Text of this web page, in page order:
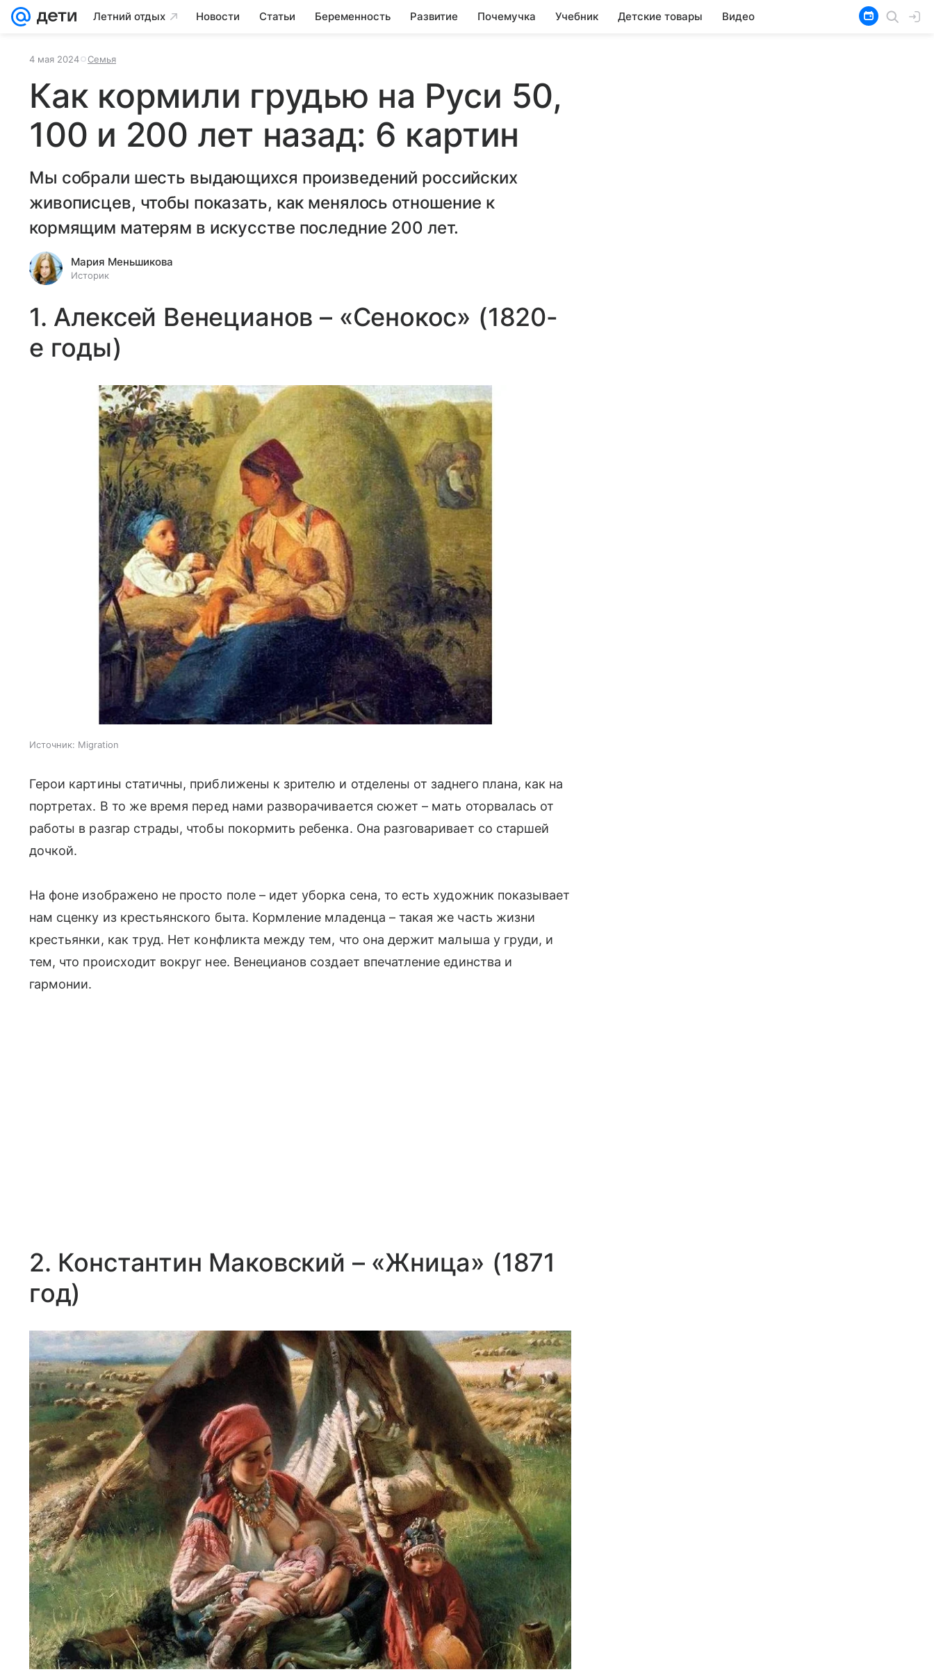
Летний отдых Новости Статьи Беременность Развитие Почемучка Учебник Детские товары Видео
4 мая 2024 Семья
Как кормили грудью на Руси 50,
100 и 200 лет назад: 6 картин
Мы собрали шесть выдающихся произведений российских
живописцев, чтобы показать, как менялось отношение к
кормящим матерям в искусстве последние 200 лет.
Мария Меньшикова
Историк
1. Алексей Венецианов – «Сенокос» (1820-
е годы)
Источник: Migration
Герои картины статичны, приближены к зрителю и отделены от заднего плана, как на
портретах. В то же время перед нами разворачивается сюжет – мать оторвалась от
работы в разгар страды, чтобы покормить ребенка. Она разговаривает со старшей
дочкой.
На фоне изображено не просто поле – идет уборка сена, то есть художник показывает
нам сценку из крестьянского быта. Кормление младенца – такая же часть жизни
крестьянки, как труд. Нет конфликта между тем, что она держит малыша у груди, и
тем, что происходит вокруг нее. Венецианов создает впечатление единства и
гармонии.
2. Константин Маковский – «Жница» (1871
год)